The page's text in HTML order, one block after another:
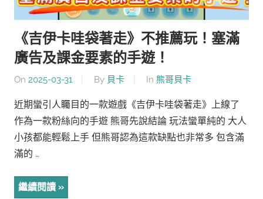
《吉伊卡哇袋著走》不推薦玩！塞滿
廣告及課金要素的手遊！
On 2025-03-31 By 貝卡 In 熊哥貝卡
近期蠻引人矚目的一款遊戲《吉伊卡哇袋著走》上線了
作為一款粉絲向的手遊 熊哥先說結論 玩法蠻單純的 大人
小孩都能輕鬆上手 但熊哥認為這款缺點也非常多 包含滿
滿的 …
繼續閱讀